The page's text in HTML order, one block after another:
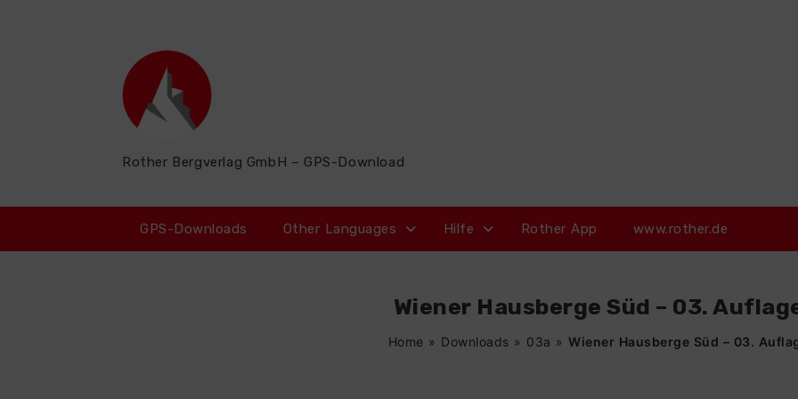
Rother Bergverlag GmbH – GPS-Download
GPS-Downloads Other Languages Hilfe Rother App www.rother.de
Wiener Hausberge Süd – 03.
Home » Downloads » 03a »Wiener Hausberge Süd – 03.